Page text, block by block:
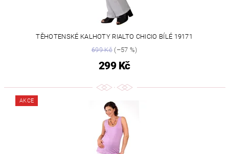
TĚHOTENSKÉ KALHOTY RIALTO CHICIO BÍLÉ 19171
699 Kč(–57 %)
299 Kč
AKCE